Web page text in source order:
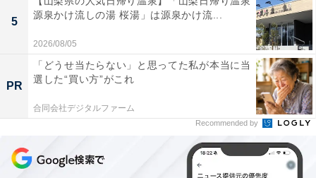
クーポンを配布します。
クーポンは、国内宿泊や海外ツアー、レンタカーなど、
さまざまな旅行商品で利用可能。複数のクーポンを組み
合わせて、さらに割引率をアップできる場合もありま
す。賢く旅の計画を立てて、お得に旅行を楽しみましょ
5
源泉かけ流しの湯 桜湯」は源泉かけ流...
2026/08/05
PR
「どうせ当たらない」と思ってた私が本当に当
選した“買い方”がこれ
合同会社デジタルファーム
Recommended by